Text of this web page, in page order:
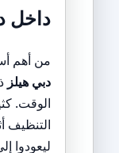
داخل
من أهم
دبي هيلز
الوقت.
التنظيف
ليعودوا